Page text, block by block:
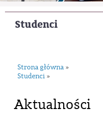
Studenci
Strona główna »
Studenci »
Aktualności